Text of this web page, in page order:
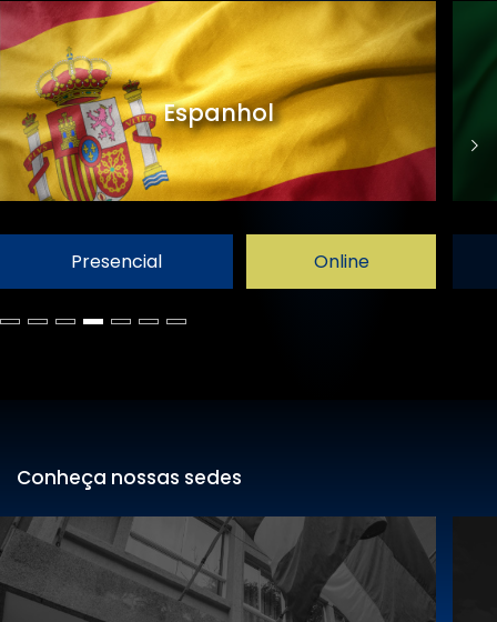
Espanhol
Presencial Online
Conheça nossas sedes